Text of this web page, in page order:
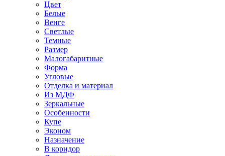
Цвет
Белые
Венге
Светлые
Темные
Размер
Малогабаритные
Форма
Угловые
Отделка и материал
Из МДФ
Зеркальные
Особенности
Купе
Эконом
Назначение
В коридор